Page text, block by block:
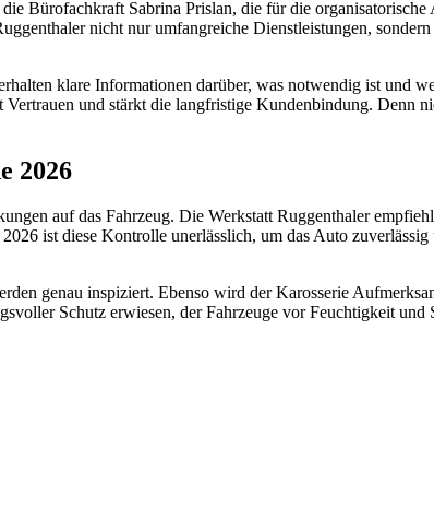
Bürofachkraft Sabrina Prislan, die für die
nicht nur umfangreiche Dienstleistungen,
klare Informationen darüber, was notwendig ist und
und stärkt die langfristige Kundenbindung. Denn
2026
auf das Fahrzeug. Die Werkstatt Ruggenthaler
ist diese Kontrolle unerlässlich, um das Auto
genau inspiziert. Ebenso wird der Karosserie
Schutz erwiesen, der Fahrzeuge vor Feuchtigkeit und